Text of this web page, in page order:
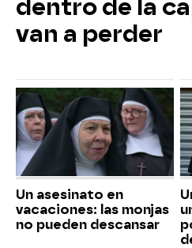
dentro de la
van a perder
Un asesinato en
vacaciones: las monjas
no pueden descansar